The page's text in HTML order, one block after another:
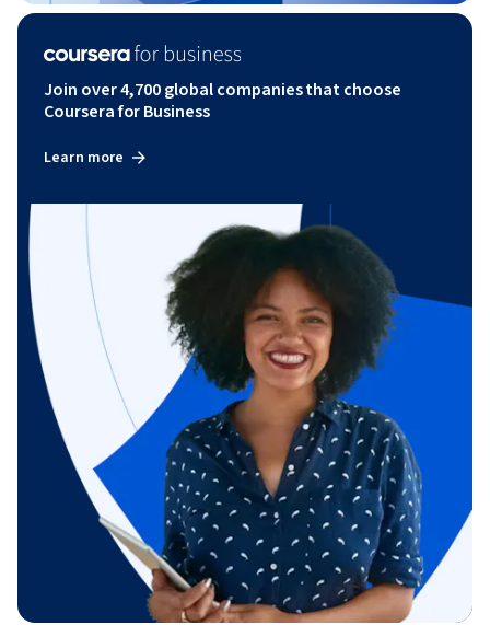
Join over 4,700 global companies that choose
Coursera for Business
Learn more